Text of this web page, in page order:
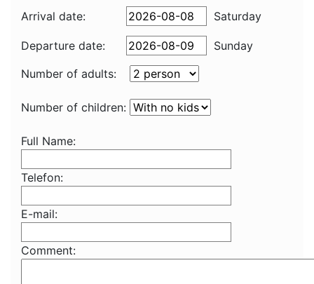
Arrival date: Saturday
Departure date:
Sunday
Number of adults:
Number of children:
Full Name:
Telefon:
E-mail:
Comment: